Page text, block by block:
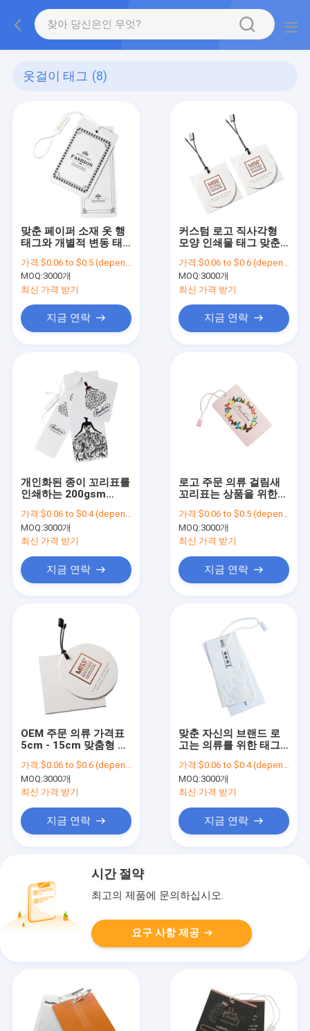
옷걸이 태그 (8)
맞춘 페이퍼 소재 옷 행
태그와 개별적 변동 태
가격:$0.06 to $0.5 (depends on the design and order quantity)
MOQ:3000개
최신 가격 받기
지금 연락
커스텀 로고 직사각형
모양 인쇄물 태그 맞춘
가격:$0.06 to $0.6 (depends on the design and order quantity)
MOQ:3000개
최신 가격 받기
지금 연락
개인화된 종이 꼬리표를
인쇄하는 200gsm
꼬리표
가격:$0.06 to $0.4 (depends on the design and order quantity)
MOQ:3000개
최신 가격 받기
지금 연락
로고 주문 의류 걸림새
꼬리표는 상품을 위한
니다
가격:$0.06 to $0.5 (depends on the design and order quantity)
MOQ:3000개
최신 가격 받기
지금 연락
OEM 주문 의류 가격표
5cm - 15cm 맞춤형 걸
가격:$0.06 to $0.6 (depends on the design and order quantity)
MOQ:3000개
최신 가격 받기
지금 연락
맞춘 자신의 브랜드 로
고는 의류를 위한 태그
가격:$0.06 to $0.4 (depends on the design and order quantity)
MOQ:3000개
최신 가격 받기
지금 연락
시간 절약
최고의 제품에 문의하십시오.
요구 사항 제공